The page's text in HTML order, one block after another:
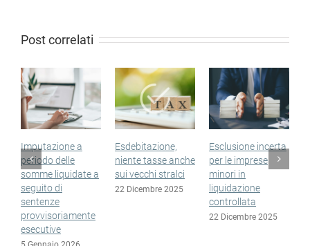
Post correlati
Imputazione a
periodo delle
somme liquidate a
seguito di
sentenze
provvisoriamente
esecutive
Esdebitazione,
niente tasse anche
sui vecchi stralci
22 Dicembre 2025
Esclusione incerta
per le imprese
minori in
liquidazione
controllata
22 Dicembre 2025